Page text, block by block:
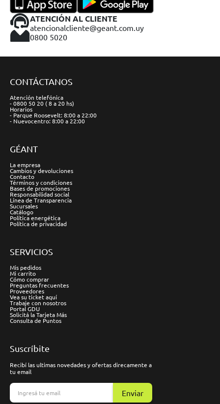
ATENCIÓN AL CLIENTE
atencionalcliente@geant.com.uy
0800 5020
CONTÁCTANOS
Atención telefónica
- 0800 50 20 ( 8 a 20 hs)
Horarios
- Parque Roosevelt: 8:00 a 22:00
- Nuevocentro: 8:00 a 22:00
GÉANT
La empresa
Cambios y devoluciones
Contacto
Términos y condiciones
Bases de promociones
Responsabilidad social
Línea de Transparencia
Sucursales
Catálogo
Política energética
Política de privacidad
SERVICIOS
Mis pedidos
Mi carrito
Cómo comprar
Preguntas frecuentes
Proveedores
Vea su ticket aquí
Trabaje con nosotros
Portal GDU
Solicitá la Tarjeta Más
Consulta de Puntos
Suscríbite
Recibí las ultimas novedades y ofertas direcamente a
tu email
Enviar